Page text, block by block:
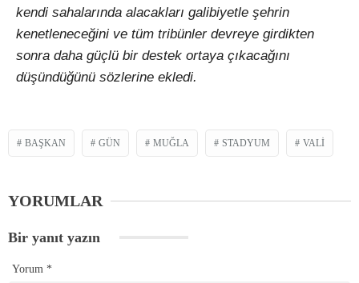
kendi sahalarında alacakları galibiyetle şehrin
kenetleneceğini ve tüm tribünler devreye girdikten
sonra daha güçlü bir destek ortaya çıkacağını
düşündüğünü sözlerine ekledi.
BAŞKAN GÜN MUĞLA STADYUM VALI
YORUMLAR
Bir yanıt yazın
Yorum *